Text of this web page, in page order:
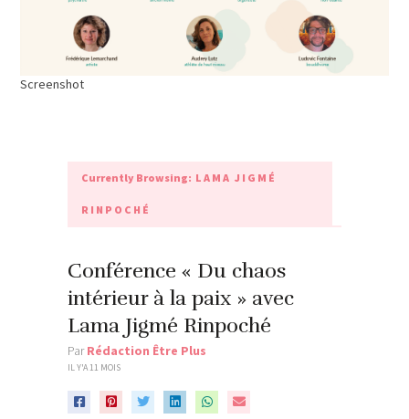
Screenshot
Currently Browsing: LAMA JIGMÉ
RINPOCHÉ
Conférence « Du chaos
intérieur à la paix » avec
Lama Jigmé Rinpoché
ParRédaction Être Plus
IL Y'A 11 MOIS